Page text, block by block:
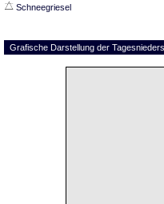
Schneegriesel
Grafische Darstellung der